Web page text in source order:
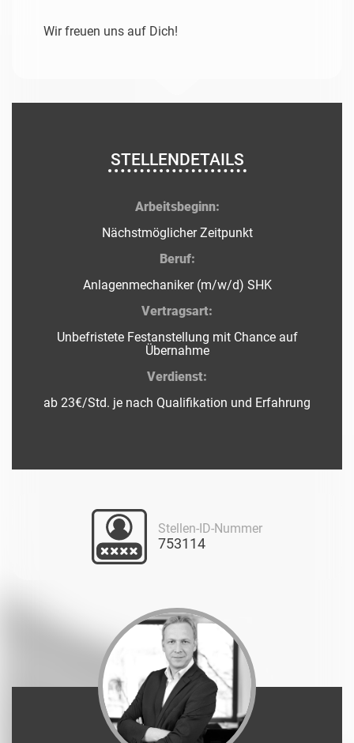
Wir freuen uns auf Dich!
STELLENDETAILS
Arbeitsbeginn:
Nächstmöglicher Zeitpunkt
Beruf:
Anlagenmechaniker (m/w/d) SHK
Vertragsart:
Unbefristete Festanstellung mit Chance auf
Übernahme
Verdienst:
ab 23€/Std. je nach Qualifikation und Erfahrung
Stellen-ID-Nummer
753114